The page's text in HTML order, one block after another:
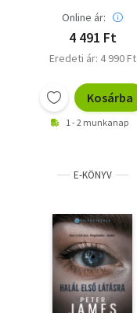
Online ár:
4 491 Ft
Eredeti ár: 4 990 Ft
Kosárba
1 - 2 munkanap
E-KÖNYV